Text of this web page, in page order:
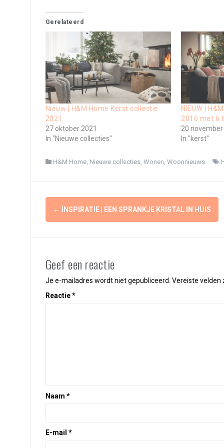
Gerelateerd
Nieuw | H&M Home Kerst collectie
2021
27 oktober 2021
In "Nieuwe collecties"
NIEUW |
2016 met 6
20
In "kerst"
H&M Home, Nieuwe collecties, Wonen Woonnieuws
Berichtnavigatie
← INSPIRATIE | EEN SPRANKJE KRISTAL IN HUIS
Geef een reactie
Je e-mailadres wordt niet gepubliceerd. Vereiste
Reactie*
Naam *
E-mail *